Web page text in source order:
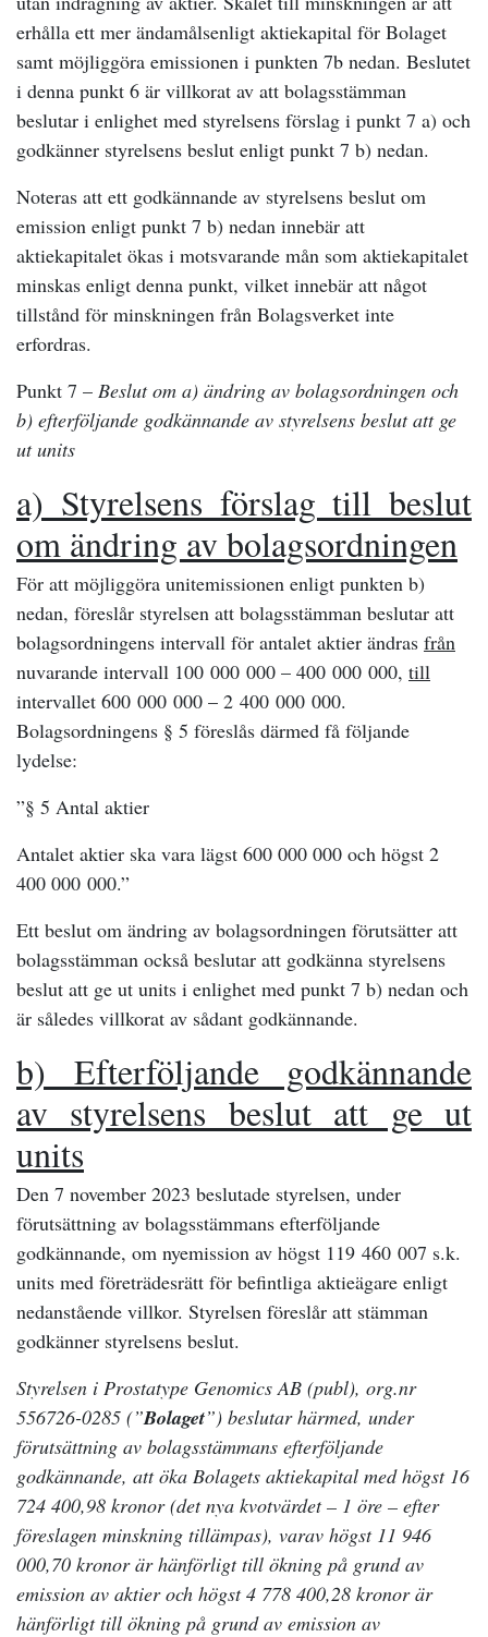
erhålla ett mer ändamålsenligt aktiekapital för Bolaget
samt möjliggöra emissionen i punkten 7b nedan. Beslutet
i denna punkt 6 är villkorat av att bolagsstämman
beslutar i enlighet med styrelsens förslag i punkt 7 a) och
godkänner styrelsens beslut enligt punkt 7 b) nedan.
Noteras att ett godkännande av styrelsens beslut om
emission enligt punkt 7 b) nedan innebär att
aktiekapitalet ökas i motsvarande mån som aktiekapitalet
minskas enligt denna punkt, vilket innebär att något
tillstånd för minskningen från Bolagsverket inte
erfordras.
Punkt 7 – Beslut om a) ändring av bolagsordningen och
b) efterföljande godkännande av styrelsens beslut att ge
ut units
a) Styrelsens förslag till beslut
om ändring av bolagsordningen
För att möjliggöra unitemissionen enligt punkten b)
nedan, föreslår styrelsen att bolagsstämman beslutar att
bolagsordningens intervall för antalet aktier ändras från
nuvarande intervall 100 000 000 – 400 000 000, till
intervallet 600 000 000 – 2 400 000 000.
Bolagsordningens § 5 föreslås därmed få följande
lydelse:
”§ 5 Antal aktier
Antalet aktier ska vara lägst 600 000 000 och högst 2
400 000 000.”
Ett beslut om ändring av bolagsordningen förutsätter att
bolagsstämman också beslutar att godkänna styrelsens
beslut att ge ut units i enlighet med punkt 7 b) nedan och
är således villkorat av sådant godkännande.
b) Efterföljande godkännande
av styrelsens beslut att ge ut
units
Den 7 november 2023 beslutade styrelsen, under
förutsättning av bolagsstämmans efterföljande
godkännande, om nyemission av högst 119 460 007 s.k.
units med företrädesrätt för befintliga aktieägare enligt
nedanstående villkor. Styrelsen föreslår att stämman
godkänner styrelsens beslut.
Styrelsen i Prostatype Genomics AB (publ), org.nr
556726-0285 (”Bolaget”) beslutar härmed, under
förutsättning av bolagsstämmans efterföljande
godkännande, att öka Bolagets aktiekapital med högst 16
724 400,98 kronor (det nya kvotvärdet – 1 öre – efter
föreslagen minskning tillämpas), varav högst 11 946
000,70 kronor är hänförligt till ökning på grund av
emission av aktier och högst 4 778 400,28 kronor är
hänförligt till ökning på grund av emission av